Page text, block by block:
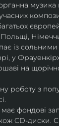
музика
із
у
на
роботу з
фондові
CD-диски.